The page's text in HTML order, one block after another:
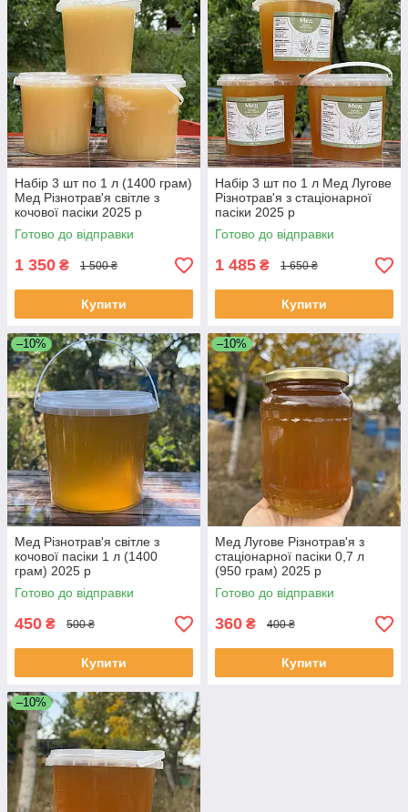
Набір 3 шт по 1 л (1400 грам)
Мед Різнотрав'я світле з
кочової пасіки 2025 р
Готово до відправки
1 350 ₴ 1 500 ₴
Купити
Набір 3 шт по 1 л Мед Лугове
Різнотрав'я з стаціонарної
пасіки 2025 р
Готово до відправки
1 485 ₴ 1 650 ₴
Купити
–10%
Мед Різнотрав'я світле з
кочової пасіки 1 л (1400
грам) 2025 р
Готово до відправки
450 ₴ 500 ₴
Купити
–10%
Мед Лугове Різнотрав'я з
стаціонарної пасіки 0,7 л
(950 грам) 2025 р
Готово до відправки
360 ₴ 400 ₴
Купити
–10%